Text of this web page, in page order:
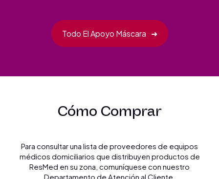
Todo El Apoyo Máscara ➜
Cómo Comprar
Para consultar una lista de proveedores de equipos
médicos domiciliarios que distribuyen productos de
ResMed en su zona, comuníquese con nuestro
Departamento de Atención al Cliente.